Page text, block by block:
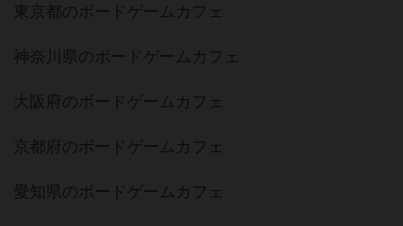
東京都のボードゲームカフェ
神奈川県のボードゲームカフェ
大阪府のボードゲームカフェ
京都府のボードゲームカフェ
愛知県のボードゲームカフェ